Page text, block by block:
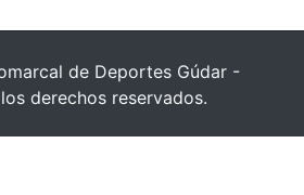
de Deportes Gúdar -
derechos reservados.